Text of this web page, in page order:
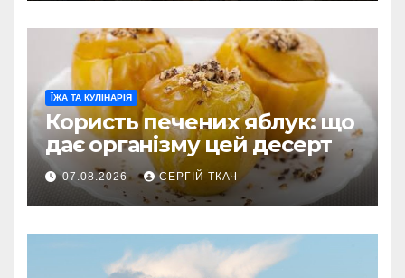
ЇЖА ТА КУЛІНАРІЯ
Користь печених яблук: що
дає організму цей десерт
07.08.2026 СЕРГІЙ ТКАЧ